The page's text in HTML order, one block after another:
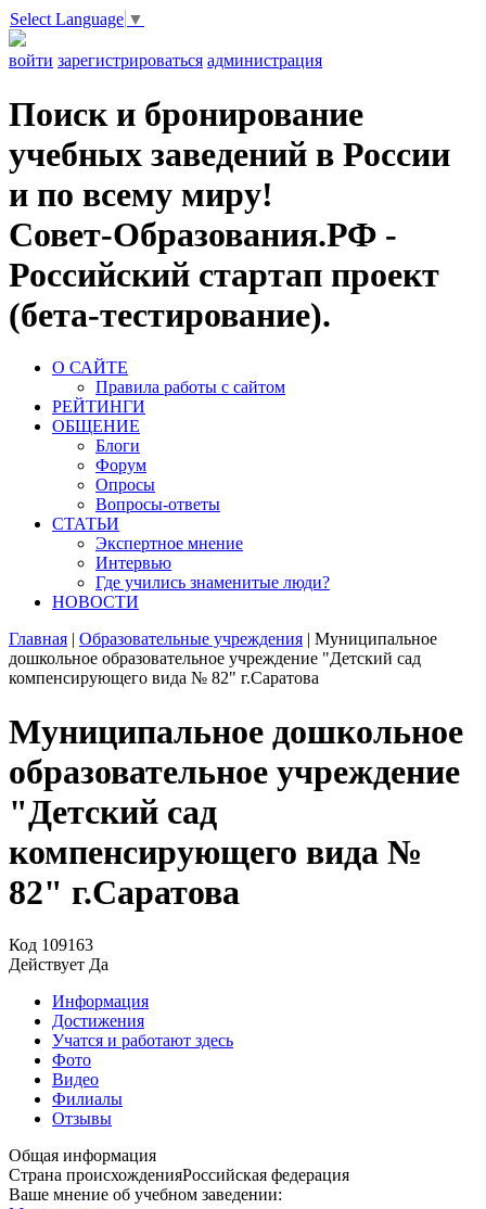
Select Language ▼
войти зарегистрироваться администрация
Поиск и бронирование
учебных заведений в России
и по всему миру!
Совет-Образования.РФ -
Российский стартап проект
(бета-тестирование).
О САЙТЕ
Правила работы с сайтом
РЕЙТИНГИ
ОБЩЕНИЕ
Блоги
Форум
Опросы
Вопросы-ответы
СТАТЬИ
Экспертное мнение
Интервью
Где учились знаменитые люди?
НОВОСТИ
Главная | Образовательные учреждения | Муниципальное
дошкольное образовательное учреждение "Детский сад
компенсирующего вида № 82" г.Саратова
Муниципальное дошкольное
образовательное учреждение
"Детский сад
компенсирующего вида №
82" г.Саратова
Код 109163
Действует Да
Информация
Достижения
Учатся и работают здесь
Фото
Видео
Филиалы
Отзывы
Общая информация
Страна происхожденияРоссийская федерация
Ваше мнение об учебном заведении: